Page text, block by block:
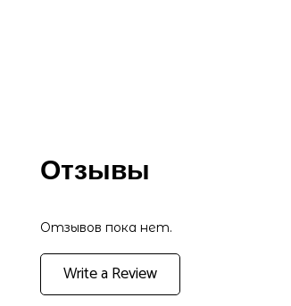
Отзывы
Отзывов пока нет.
Write a Review